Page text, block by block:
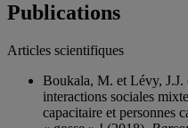
Publications
Articles scientifiques
Boukala, M. et Lévy, J.J.
interactions sociales
capacitaire et personnes